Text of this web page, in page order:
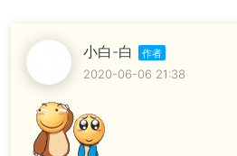
小白-白
2020-06-06 21:38